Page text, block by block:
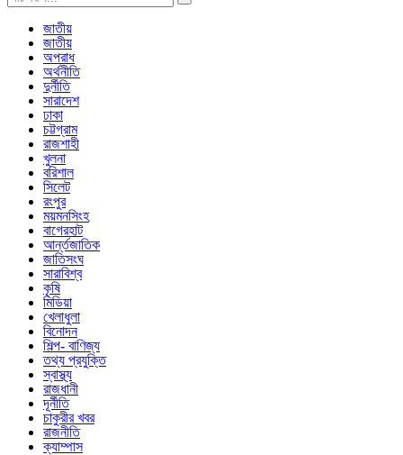
জাতীয়
জাতীয়
অপরাধ
অর্থনীতি
দুর্নীতি
সারাদেশ
ঢাকা
চট্টগ্রাম
রাজশাহী
খুলনা
বরিশাল
সিলেট
রংপুর
ময়মনসিংহ
বাগেরহাট
আর্ন্তজাতিক
জাতিসংঘ
সারাবিশ্ব
কৃষি
মিডিয়া
খেলাধুলা
বিনোদন
শিল্প- বাণিজ্য
তথ্য প্রযুক্তি
স্বাস্থ্য
রাজধানী
দূর্নীতি
চাকুরীর খবর
রাজনীতি
ক্যাম্পাস